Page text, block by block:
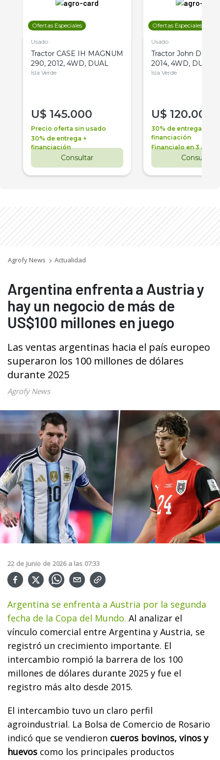
Ofertas Especiales
Usado
Tractor CASE IH MAGNUM
290, 2012, 4WD, DUAL
Isla Verde
U$ 145.000
Precio oferta sin usado
30% de entrega +
financiación
Consultar
Ofertas Especiales
Usado
Tractor John Deere
2014, 4WD, DUAL
Isla Verde
U$ 120.000
30% de entrega +
financiación
Financialo en 3 años
Consultar
Agrofy News Actualidad
Argentina enfrenta a Austria y
hay un negocio de más de
US$100 millones en juego
Las ventas argentinas hacia el país europeo
superaron los 100 millones de dólares
durante 2025
Agrofy News
22 de Junio de 2026 a las 07:33
Argentina se enfrenta a Austria por la segunda
fecha de la Copa del Mundo. Al analizar el
vínculo comercial entre Argentina y Austria, se
registró un crecimiento importante. El
intercambio rompió la barrera de los 100
millones de dólares durante 2025 y fue el
registro más alto desde 2015.
El intercambio tuvo un claro perfil
agroindustrial. La Bolsa de Comercio de Rosario
indicó que se vendieron cueros bovinos, vinos y
huevos como los principales productos